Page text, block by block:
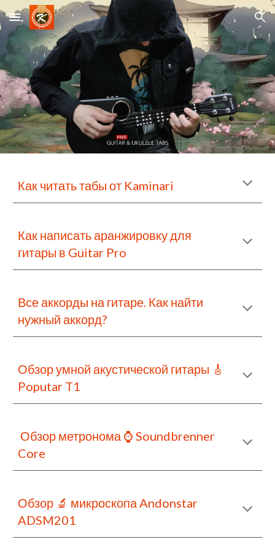
Skip to main content Skip to navigation
Как читать табы от Kaminari
Как написать аранжировку для
гитары в Guitar Pro
Все аккорды на гитаре. Как найти
нужный аккорд?
Обзор умной акустической гитары 🎸
Poputar T1
Обзор метронома ⌚ Soundbrenner
Core
Обзор 🔬 микроскопа Andonstar
ADSM201